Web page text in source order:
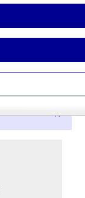
Tout déplier